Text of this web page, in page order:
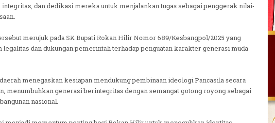
dan dedikasi mereka untuk menjalankan tugas sebagai penggerak nilai-
merujuk pada SK Bupati Rokan Hilir Nomor 689/Kesbangpol/2025 yang
legalitas dan dukungan pemerintah terhadap penguatan karakter generasi muda
menegaskan kesiapan mendukung pembinaan ideologi Pancasila secara
menumbuhkan generasi berintegritas dengan semangat gotong royong sebagai
nasional.